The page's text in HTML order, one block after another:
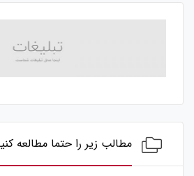
مطالب زیر را حتما مطالعه